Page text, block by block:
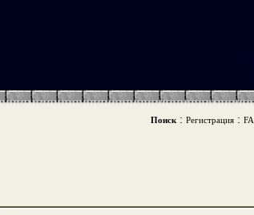
Поиск: Регистрация: